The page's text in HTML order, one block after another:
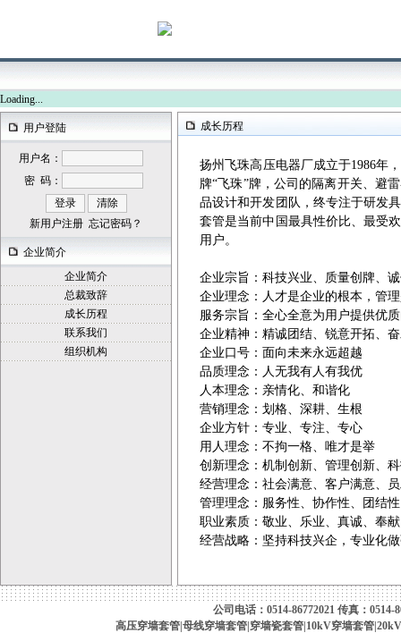
Loading...
用户登陆
用户名：
密 码：
新用户注册 忘记密码？
企业简介
企业简介
总裁致辞
成长历程
联系我们
组织机构
成长历程
扬州飞珠高压电器厂成立于1986年
牌“飞珠”牌，公司的隔离开关、避
品设计和开发团队，终专注于研发
套管是当前中国最具性价比、最受
用户。
企业宗旨：科技兴业、质量创牌、
企业理念：人才是企业的根本，管
服务宗旨：全心全意为用户提供优
企业精神：精诚团结、锐意开拓、
企业口号：面向未来永远超越
品质理念：人无我有人有我优
人本理念：亲情化、和谐化
营销理念：划格、深耕、生根
企业方针：专业、专注、专心
用人理念：不拘一格、唯才是举
创新理念：机制创新、管理创新、
经营理念：社会满意、客户满意、
管理理念：服务性、协作性、团结性
职业素质：敬业、乐业、真诚、奉献
经营战略：坚持科技兴企，专业化
公司电话：0514-86772021 传真：0514-
高压穿墙套管|母线穿墙套管|穿墙瓷套管|10kV穿墙套管